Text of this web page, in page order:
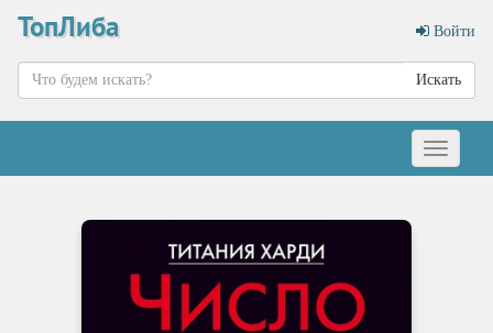
ТопЛиба Войти
Искать
Меню